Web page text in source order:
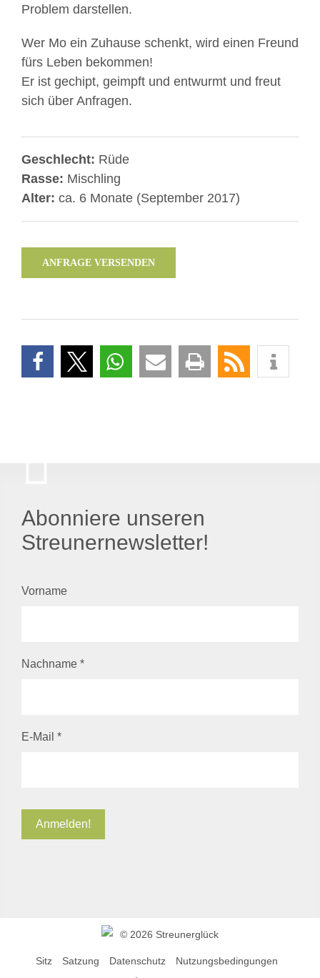
Problem darstellen.
Wer Mo ein Zuhause schenkt, wird einen Freund
fürs Leben bekommen!
Er ist gechipt, geimpft und entwurmt und freut
sich über Anfragen.
Geschlecht: Rüde
Rasse: Mischling
Alter: ca. 6 Monate (September 2017)
ANFRAGE VERSENDEN
Abonniere unseren
Streunernewsletter!
Vorname
Nachname *
E-Mail *
© 2026 Streunerglück
Sitz Satzung Datenschutz
Nutzungsbedingungen